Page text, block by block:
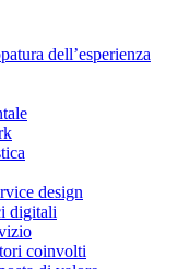
dell’esperienza
design
digitali
coinvolti